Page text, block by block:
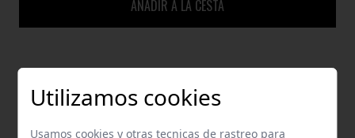
AÑADIR A LA CESTA
Utilizamos cookies
Usamos cookies y otras tecnicas de rastreo para